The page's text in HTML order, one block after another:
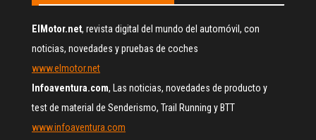
ElMotor.net, revista digital del mundo del automóvil, con
noticias, novedades y pruebas de coches
www.elmotor.net
Infoaventura.com, Las noticias, novedades de producto y
test de material de Senderismo, Trail Running y BTT
www.infoaventura.com